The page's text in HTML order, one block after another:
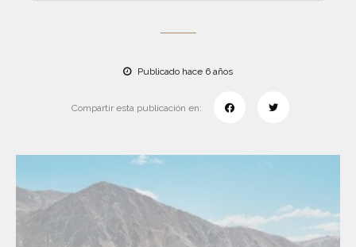
Publicado hace 6 años
Compartir esta publicación en: